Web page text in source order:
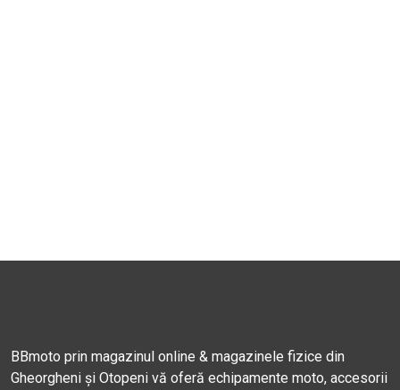
BBmoto prin magazinul online & magazinele fizice din
Gheorgheni și Otopeni vă oferă echipamente moto, accesorii